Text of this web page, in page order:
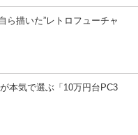
描いた”レトロフューチャ
本気で選ぶ「10万円台PC3